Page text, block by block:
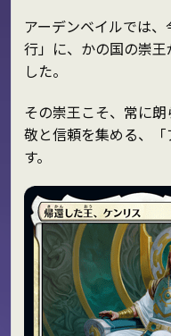
アーデンベイルでは
行」に、かの国の崇
した。
その崇王こそ、常に
敬と信頼を集める、
す。